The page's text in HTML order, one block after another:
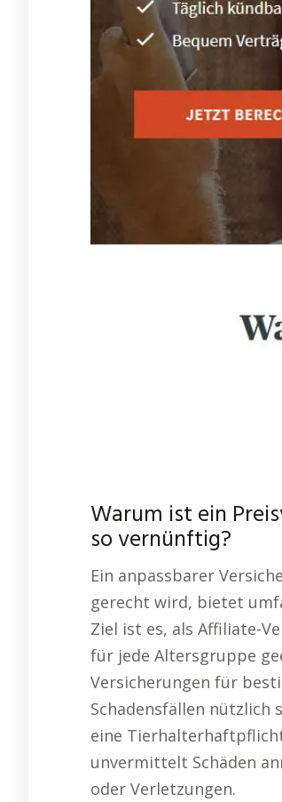
Warum ist ein
so vernünftig?
Ein anpassbarer
gerecht wird, bietet
Ziel ist es, als Affiliate-
für jede Altersgruppe
Versicherungen für
Schadensfällen nützlich
eine
unvermittelt Schäden
oder Verletzungen.